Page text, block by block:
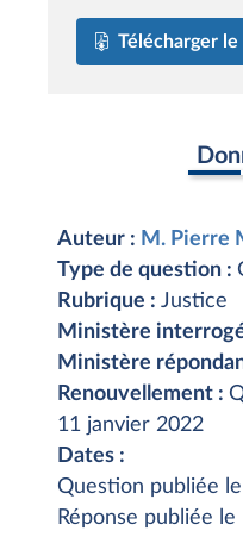
Télécharger
Auteur : M. Pierre
Type de question :
Rubrique : Justice
Ministère
Ministère
Renouvellement :
11 janvier 2022
Dates :
Question publiée le
Réponse publiée le